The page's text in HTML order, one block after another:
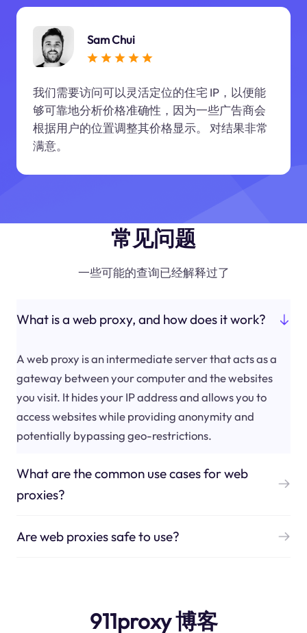
Sam Chui
我们需要访问可以灵活定位的住宅 IP，以便能
够可靠地分析价格准确性，因为一些广告商会
根据用户的位置调整其价格显示。 对结果非常
满意。
常见问题
一些可能的查询已经解释过了
What is a web proxy, and how does it work?
A web proxy is an intermediate server that acts as a
gateway between your computer and the websites
you visit. It hides your IP address and allows you to
access websites while providing anonymity and
potentially bypassing geo-restrictions.
What are the common use cases for web
proxies?
Are web proxies safe to use?
911proxy 博客